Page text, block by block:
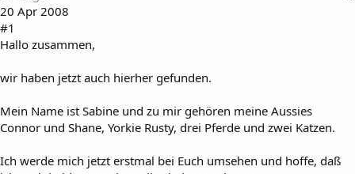
20 Apr 2008
#1
Hallo zusammen,
wir haben jetzt auch hierher gefunden.
Mein Name ist Sabine und zu mir gehören meine Aussies
Connor und Shane, Yorkie Rusty, drei Pferde und zwei Katzen.
Ich werde mich jetzt erstmal bei Euch umsehen und hoffe, daß